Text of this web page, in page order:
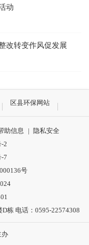
动
改转变作风促发展
区县环保网站
助信息 | 隐私安全
2
7
号
栋 电话：0595-22574308
办